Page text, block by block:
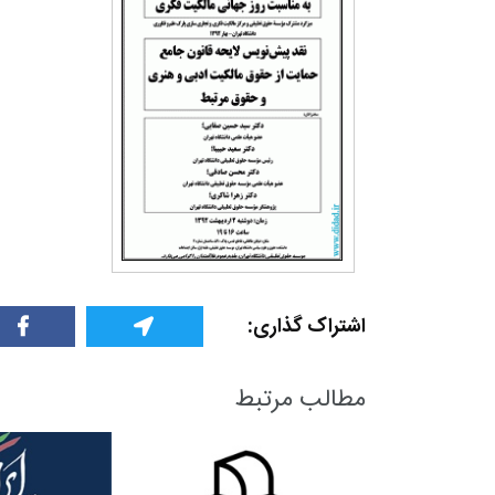
اشتراک گذاری:
مطالب مرتبط